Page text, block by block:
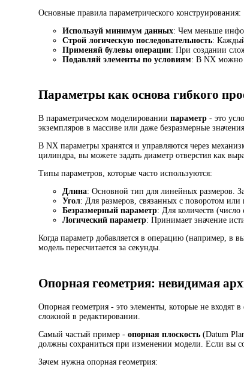
Основные правила параметрического конструирования:
Используй минимум данных: Чем меньше
Строй логическую последовательность:
Применяй булевы операции: При создании
Подавляй элементы по условиям: В NX можно
Параметры как основа гибкого
В параметрическом моделировании параметр - это
экземпляров в массиве или даже безразмерные
В NX параметры хранятся и управляются через
цилиндра, вы можете задать диаметр отверстия как
Типы параметров, которые часто используются:
Длина: Основной тип для линейных размеров.
Угол: Для размеров, связанных с поворотом или
Безразмерный параметр: Для количеств
Логический параметр: Принимает значение
Когда параметр добавляется в операцию (например, в
модель пересчитается за секунды.
Опорная геометрия: невидимая
Опорная геометрия - это элементы, которые не входят в
сложной в редактировании.
Самый частый пример - опорная плоскость (Datum
должны сохраниться при изменении модели. Если вы
Зачем нужна опорная геометрия: